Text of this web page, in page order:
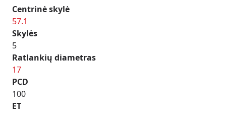
Centrinė skylė
57.1
Skylės
5
Ratlankių diametras
17
PCD
100
ET